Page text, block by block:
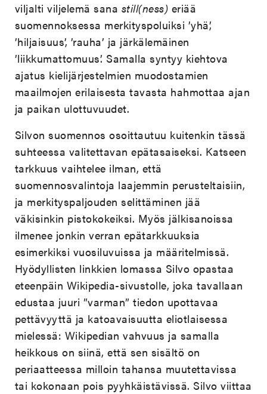
viljalti viljelemä sana still(ness) eriää
suomennoksessa merkityspoluiksi ’yhä’,
’hiljaisuus’, ’rauha’ ja järkälemäinen
’liikkumattomuus’. Samalla syntyy kiehtova
ajatus kielijärjestelmien muodostamien
maailmojen erilaisesta tavasta hahmottaa ajan
ja paikan ulottuvuudet.
Silvon suomennos osoittautuu kuitenkin tässä
suhteessa valitettavan epätasaiseksi. Katseen
tarkkuus vaihtelee ilman, että
suomennosvalintoja laajemmin perusteltaisiin,
ja merkityspaljouden selittäminen jää
väkisinkin pistokokeiksi. Myös jälkisanoissa
ilmenee jonkin verran epätarkkuuksia
esimerkiksi vuosiluvuissa ja määritelmissä.
Hyödyllisten linkkien lomassa Silvo opastaa
eteenpäin Wikipedia-sivustolle, joka tavallaan
edustaa juuri ”varman” tiedon upottavaa
pettävyyttä ja katoavaisuutta eliotlaisessa
mielessä: Wikipedian vahvuus ja samalla
heikkous on siinä, että sen sisältö on
periaatteessa milloin tahansa muutettavissa
tai kokonaan pois pyyhkäistävissä. Silvo viittaa